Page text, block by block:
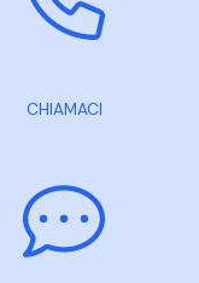
CHIAMACI